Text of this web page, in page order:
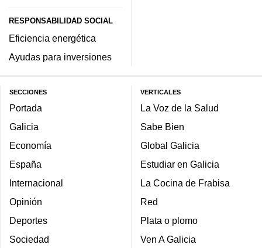
RESPONSABILIDAD SOCIAL
Eficiencia energética
Ayudas para inversiones
SECCIONES
Portada
Galicia
Economía
España
Internacional
Opinión
Deportes
Sociedad
VERTICALES
La Voz de la Salud
Sabe Bien
Global Galicia
Estudiar en Galicia
La Cocina de Frabisa
Red
Plata o plomo
Ven A Galicia